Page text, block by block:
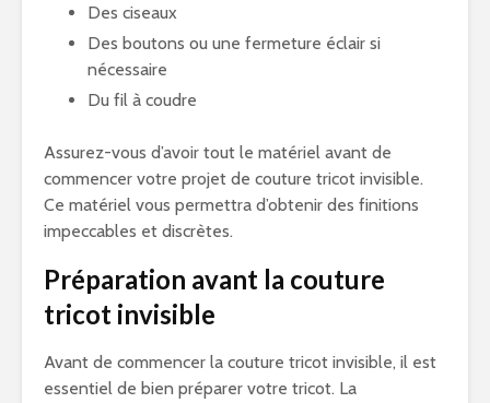
Des ciseaux
Des boutons ou une fermeture éclair si
nécessaire
Du fil à coudre
Assurez-vous d’avoir tout le matériel avant de
commencer votre projet de couture tricot invisible.
Ce matériel vous permettra d’obtenir des finitions
impeccables et discrètes.
Préparation avant la couture
tricot invisible
Avant de commencer la couture tricot invisible, il est
essentiel de bien préparer votre tricot. La